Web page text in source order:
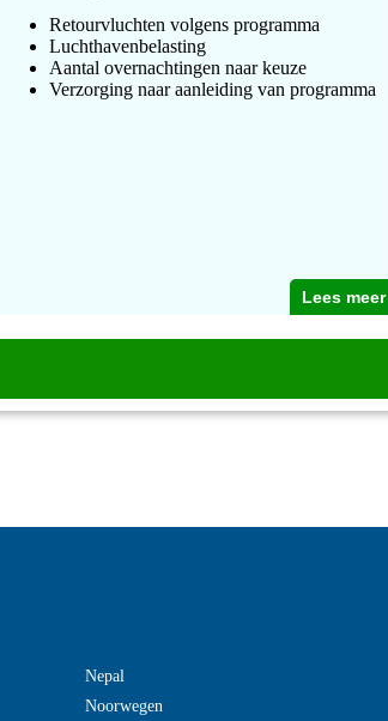
Retourvluchten volgens programma
Luchthavenbelasting
Aantal overnachtingen naar keuze
Verzorging naar aanleiding van programma
Lees meer
Nepal
Noorwegen